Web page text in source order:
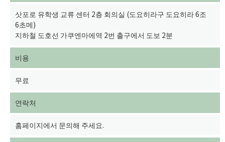
삿포로 유학생 교류 센터 2층 회의실 (도요히라구 도요히라 6조
6초메)
지하철 도호선 가쿠엔마에역 2번 출구에서 도보 2분
비용
무료
연락처
홈페이지에서 문의해 주세요.